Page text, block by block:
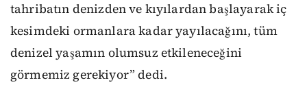
tahribatın denizden ve kıyılardan başlayarak iç
kesimdeki ormanlara kadar yayılacağını, tüm
denizel yaşamın olumsuz etkileneceğini
görmemiz gerekiyor” dedi.